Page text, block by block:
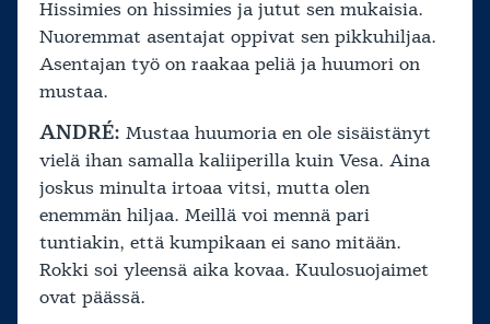
Hissimies on hissimies ja jutut sen mukaisia.
Nuoremmat asentajat oppivat sen pikkuhiljaa.
Asentajan työ on raakaa peliä ja huumori on
mustaa.
ANDRÉ: Mustaa huumoria en ole sisäistänyt
vielä ihan samalla kaliiperilla kuin Vesa. Aina
joskus minulta irtoaa vitsi, mutta olen
enemmän hiljaa. Meillä voi mennä pari
tuntiakin, että kumpikaan ei sano mitään.
Rokki soi yleensä aika kovaa. Kuulosuojaimet
ovat päässä.